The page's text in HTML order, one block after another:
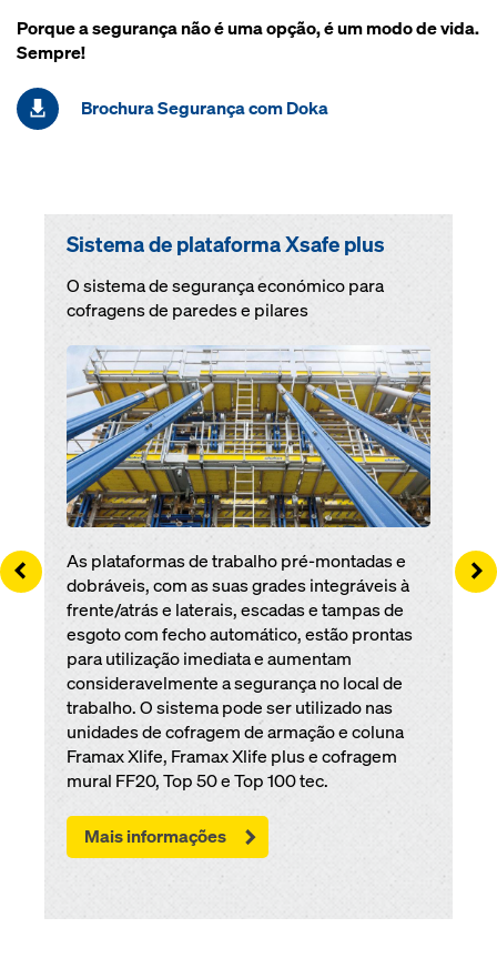
Porque a segurança não é uma opção, é um modo de vida.
Sempre!
Brochura Segurança com Doka
Sistema de plataforma Xsafe plus
O sistema de segurança económico para
cofragens de paredes e pilares
Open
As plataformas de trabalho pré-montadas e
dobráveis, com as suas grades integráveis à
frente/atrás e laterais, escadas e tampas de
esgoto com fecho automático, estão prontas
para utilização imediata e aumentam
consideravelmente a segurança no local de
trabalho. O sistema pode ser utilizado nas
unidades de cofragem de armação e coluna
Framax Xlife, Framax Xlife plus e cofragem
mural FF20, Top 50 e Top 100 tec.
Mais informações
Left